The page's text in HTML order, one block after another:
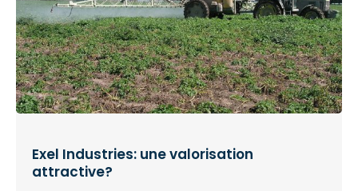
Exel Industries: une valorisation
attractive?